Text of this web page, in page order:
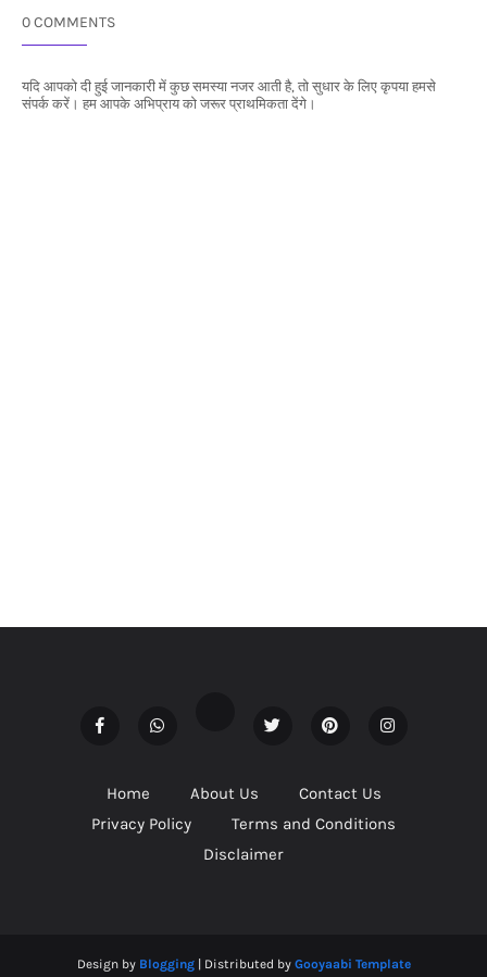
0 COMMENTS
यदि आपको दी हुई जानकारी में कुछ समस्या नजर आती है, तो सुधार के लिए कृपया हमसे
संपर्क करें। हम आपके अभिप्राय को जरूर प्राथमिकता देंगे।
Home About Us
Contact Us
Privacy Policy
Terms and Conditions
Disclaimer
Design by Blogging| Distributed by Gooyaabi Template